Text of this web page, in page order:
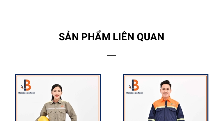
SẢN PHẨM LIÊN QUAN